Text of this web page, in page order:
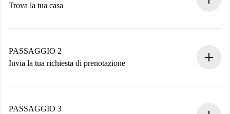
Trova la tua casa
Hai tutte le informazioni necessarie in anticipo.
PASSAGGIO 2
Invia la tua richiesta di prenotazione
non accetta.
PASSAGGIO 3